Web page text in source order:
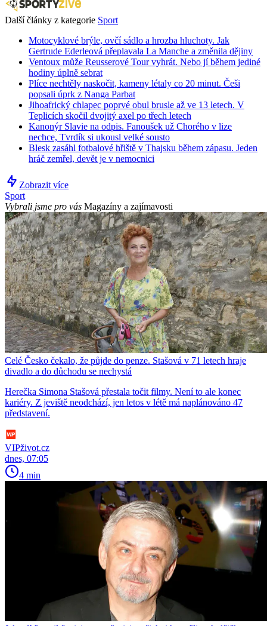
Další články z kategorie Sport
Motocyklové brýle, ovčí sádlo a hrozba hluchoty. Jak
Gertrude Ederleová přeplavala La Manche a změnila dějiny
Ventoux může Reusserové Tour vyhrát. Nebo jí během jediné
hodiny úplně sebrat
Plíce nechtěly naskočit, kameny létaly co 20 minut. Češi
popsali úprk z Nanga Parbat
Jihoafrický chlapec poprvé obul brusle až ve 13 letech. V
Teplicích skočil dvojitý axel po třech letech
Kanonýr Slavie na odpis. Fanoušek už Chorého v lize
nechce, Tvrdík si ukousl velké sousto
Blesk zasáhl fotbalové hřiště v Thajsku během zápasu. Jeden
hráč zemřel, devět je v nemocnici
Zobrazit více
Sport
Vybrali jsme pro vás Magazíny a zajímavosti
Celé Česko čekalo, že půjde do penze. Stašová v 71 letech hraje
divadlo a do důchodu se nechystá
Herečka Simona Stašová přestala točit filmy. Není to ale konec
kariéry. Z jeviště neodchází, jen letos v létě má naplánováno 47
představení.
VIPživot.cz
dnes, 07:05
4 min